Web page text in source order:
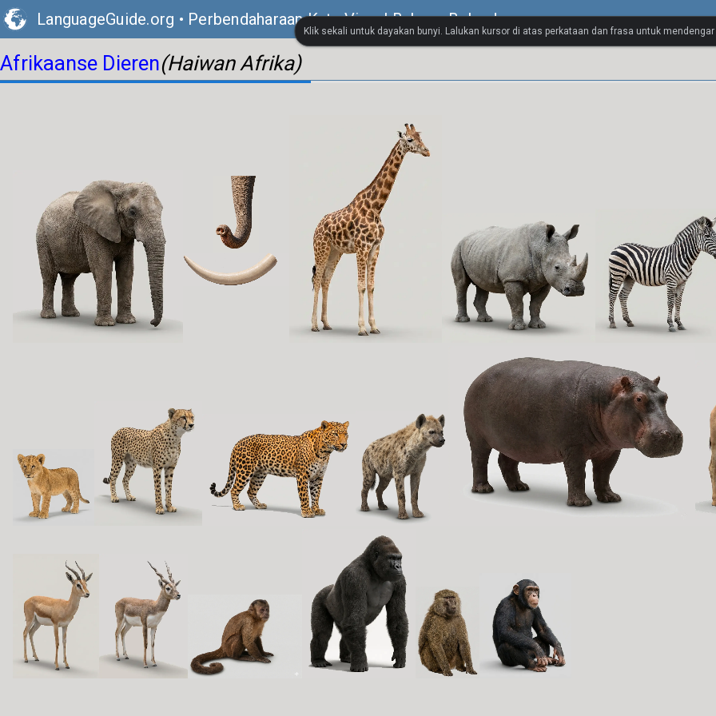
LanguageGuide.org • Perbendaharaan Kata Visual Bahasa Belanda
Afrikaanse Dieren(Haiwan Afrika)
Klik sekali untuk dayakan bunyi. Lalukan kursor di atas perkataan dan frasa untuk